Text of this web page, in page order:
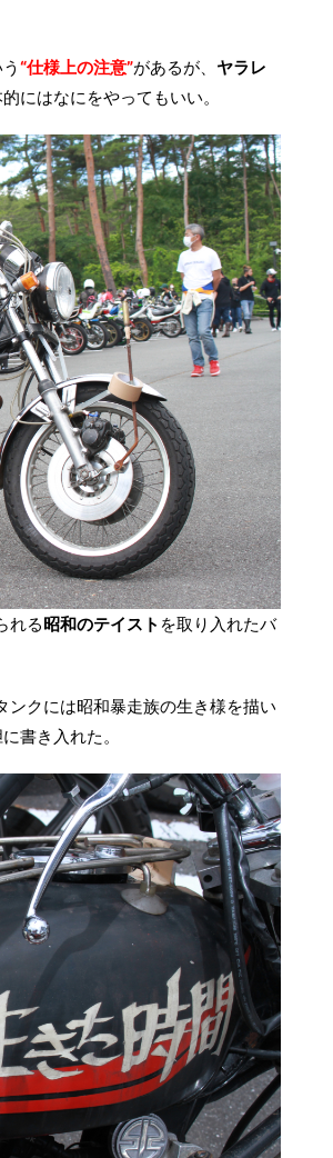
“仕様上の注意”があるが、 ヤラレ
にはなにをやってもいい。
れる昭和のテイスト を取り入れたバ
クには昭和暴走族の生き様を描い
書き入れた。